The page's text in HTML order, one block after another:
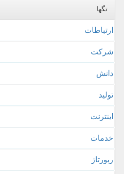
تگها
ارتباطات
شركت
دانش
تولید
اینترنت
خدمات
رپورتاژ